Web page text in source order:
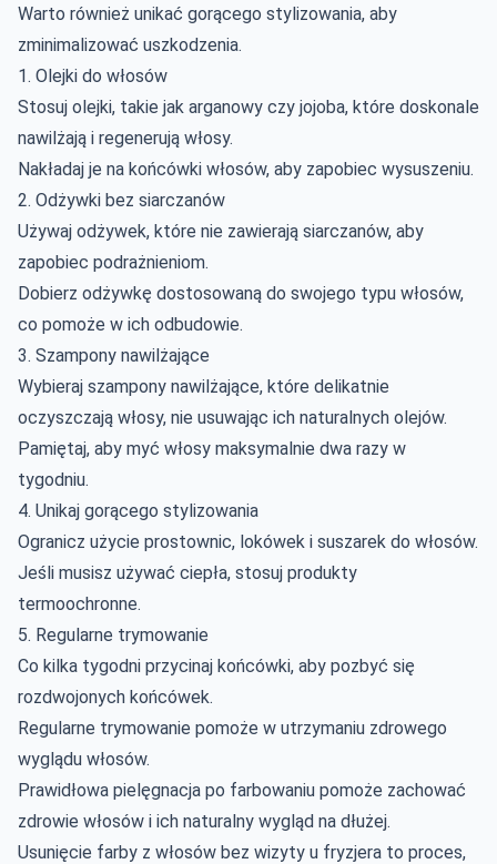
Warto również unikać gorącego stylizowania, aby
zminimalizować uszkodzenia.
1. Olejki do włosów
Stosuj olejki, takie jak arganowy czy jojoba, które doskonale
nawilżają i regenerują włosy.
Nakładaj je na końcówki włosów, aby zapobiec wysuszeniu.
2. Odżywki bez siarczanów
Używaj odżywek, które nie zawierają siarczanów, aby
zapobiec podrażnieniom.
Dobierz odżywkę dostosowaną do swojego typu włosów,
co pomoże w ich odbudowie.
3. Szampony nawilżające
Wybieraj szampony nawilżające, które delikatnie
oczyszczają włosy, nie usuwając ich naturalnych olejów.
Pamiętaj, aby myć włosy maksymalnie dwa razy w
tygodniu.
4. Unikaj gorącego stylizowania
Ogranicz użycie prostownic, lokówek i suszarek do włosów.
Jeśli musisz używać ciepła, stosuj produkty
termoochronne.
5. Regularne trymowanie
Co kilka tygodni przycinaj końcówki, aby pozbyć się
rozdwojonych końcówek.
Regularne trymowanie pomoże w utrzymaniu zdrowego
wyglądu włosów.
Prawidłowa pielęgnacja po farbowaniu pomoże zachować
zdrowie włosów i ich naturalny wygląd na dłużej.
Usunięcie farby z włosów bez wizyty u fryzjera to proces,